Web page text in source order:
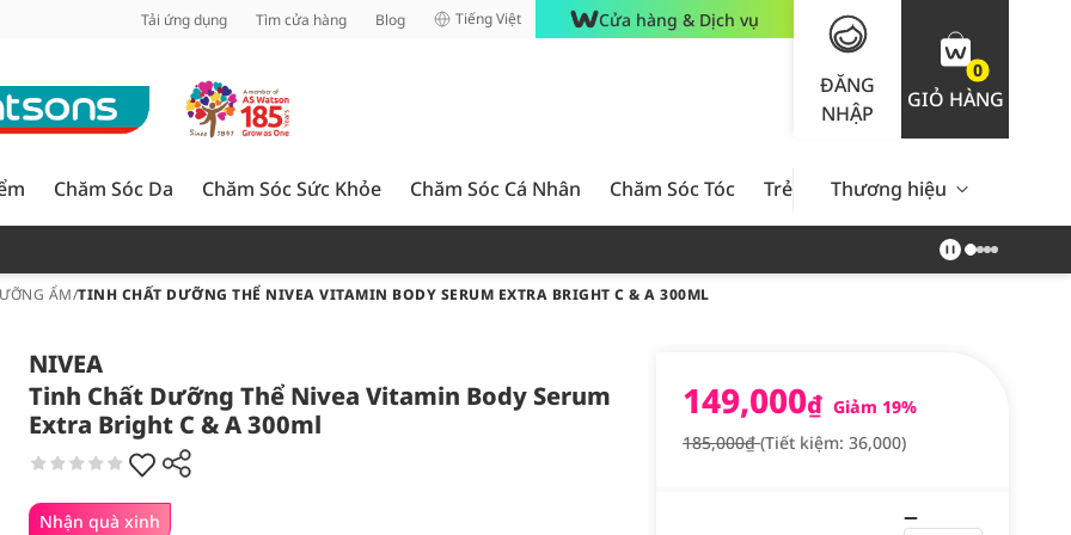
Tải ứng dụng Tìm cửa hàng Blog Tiếng Việt Cửa hàng & Dịch vụ
ĐĂNG
NHẬP
0
GIỎ HÀNG
Chăm Sóc Da Chăm Sóc Sức Khỏe Chăm Sóc Cá Nhân Chăm Sóc Tóc Trẻ Em Nam Giới Chăm Sóc
Thương hiệu
ẨM/TINH CHẤT DƯỠNG THỂ NIVEA VITAMIN BODY SERUM EXTRA BRIGHT C & A 300ML
NIVEA
Tinh Chất Dưỡng Thể Nivea Vitamin Body Serum
Extra Bright C & A 300ml
Nhận quà xinh
149,000₫ Giảm 19%
185,000₫(Tiết kiệm: 36,000)